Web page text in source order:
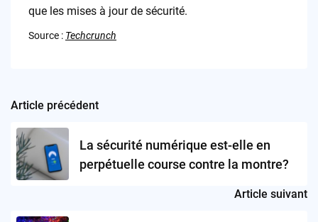
que les mises à jour de sécurité.
Source : Techcrunch
Post
navigation
Article précédent
La sécurité numérique est-elle en
perpétuelle course contre la montre?
Article suivant